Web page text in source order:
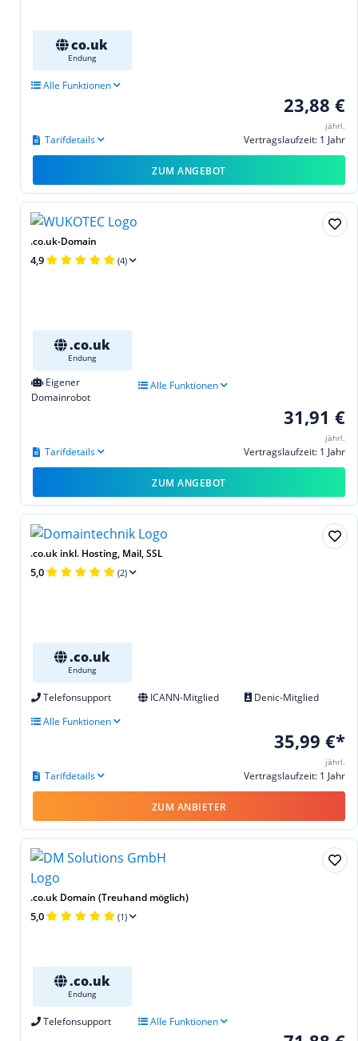
co.uk
Endung
Alle Funktionen
23,88 €
jährl.
Vertragslaufzeit: 1 Jahr
Tarifdetails
ZUM ANGEBOT
.co.uk-Domain
4,9 (4)
.co.uk
Endung
Eigener
Domainrobot
Alle Funktionen
31,91 €
jährl.
Vertragslaufzeit: 1 Jahr
Tarifdetails
ZUM ANGEBOT
.co.uk inkl. Hosting, Mail, SSL
5,0 (2)
.co.uk
Endung
Telefonsupport ICANN-Mitglied
Denic-Mitglied
Alle Funktionen
35,99 €*
jährl.
Vertragslaufzeit: 1 Jahr
Tarifdetails
ZUM ANBIETER
.co.uk Domain (Treuhand möglich)
5,0 (1)
.co.uk
Endung
Telefonsupport Alle Funktionen